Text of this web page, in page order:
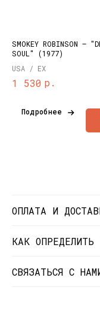
SMOKEY ROBINSON –
SOUL" (1977)
USA / EX
1 530 р.
Подробнее
ОПЛАТА И
КАК ОПРЕДЕЛИТЬ
СВЯЗАТЬСЯ С
НАВИГАЦИЯ
Доставка и оплата
Контакты
Состояние пластинок